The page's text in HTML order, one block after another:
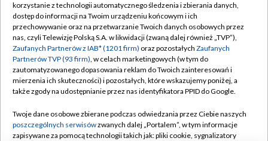
TVP
Abonament TVP
Emisja w TVP
Centrum informacji TVP
Naziemna Telewizja Cyfrowa
Rada Programowa
Regulamin TVP
Polityka prywatności
Moje zgody
Pomoc
Kontakt
korzystanie z technologii automatycznego śledzenia i zbierania danych,
dostęp do informacji na Twoim urządzeniu końcowym i ich
przechowywanie oraz na przetwarzanie Twoich danych osobowych przez
nas, czyli Telewizję Polską S.A. w likwidacji (zwaną dalej również „TVP”),
Zaufanych Partnerów z IAB* (1201 firm) oraz pozostałych Zaufanych
Partnerów TVP (93 firm), w celach marketingowych (w tym do
zautomatyzowanego dopasowania reklam do Twoich zainteresowań i
mierzenia ich skuteczności) i pozostałych, które wskazujemy poniżej, a
także zgody na udostępnianie przez nas identyfikatora PPID do Google.
Twoje dane osobowe zbierane podczas odwiedzania przez Ciebie naszych
poszczególnych serwisówzwanych dalej „Portalem”, w tym informacje
zapisywane za pomocą technologii takich jak: pliki cookie, sygnalizatory